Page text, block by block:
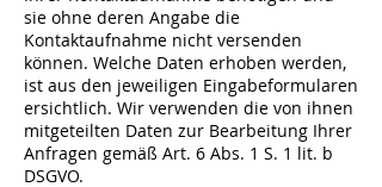
sie ohne deren Angabe die
Kontaktaufnahme nicht versenden
können. Welche Daten erhoben werden,
ist aus den jeweiligen Eingabeformularen
ersichtlich. Wir verwenden die von ihnen
mitgeteilten Daten zur Bearbeitung Ihrer
Anfragen gemäß Art. 6 Abs. 1 S. 1 lit. b
DSGVO.